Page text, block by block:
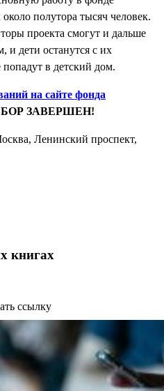
полутора тысяч человек.
проекта смогут и дальше
и дети останутся с их
в детский дом.
на сайте фонда
ЗАВЕРШЕН!
Ленинский проспект,
книгах